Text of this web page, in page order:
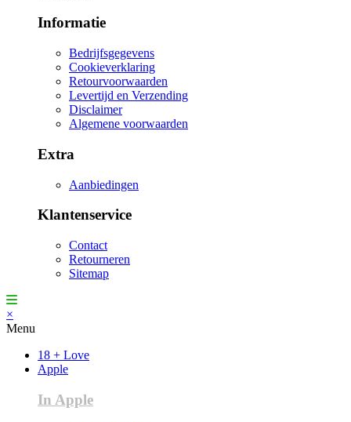
Informatie
Bedrijfsgegevens
Cookieverklaring
Retourvoorwaarden
Levertijd en Verzending
Disclaimer
Algemene voorwaarden
Extra
Aanbiedingen
Klantenservice
Contact
Retourneren
Sitemap
×
Menu
18 + Love
Apple
In Apple